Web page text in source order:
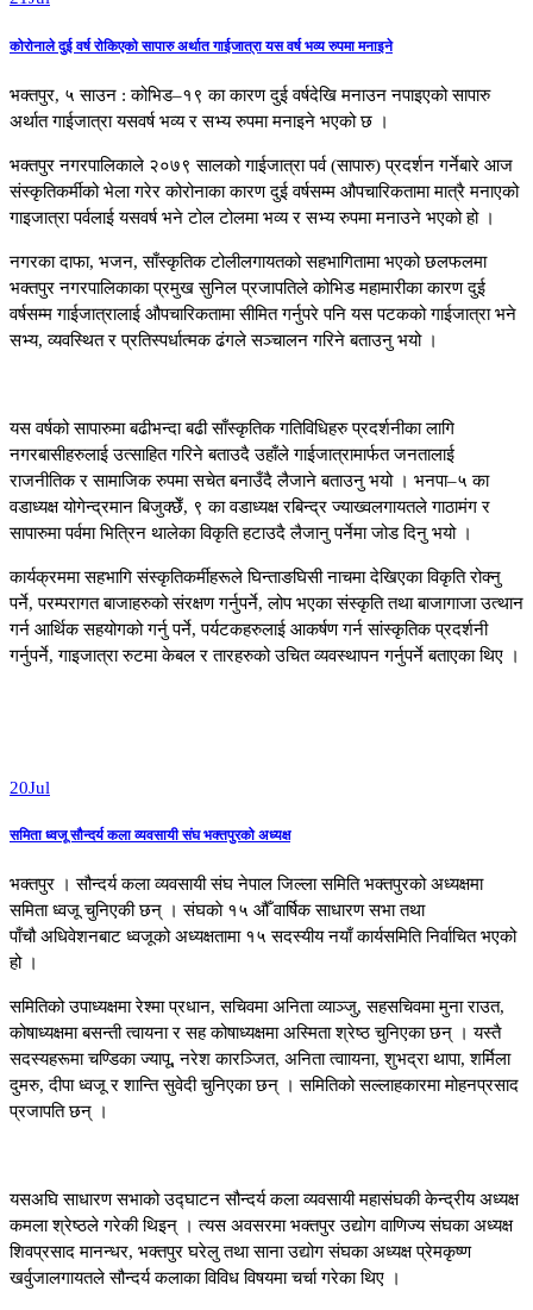
कोरोनाले दुई वर्ष रोकिएको सापारु अर्थात गाईजात्रा यस वर्ष भव्य रुपमा मनाइने
भक्तपुर, ५ साउन : कोभिड–१९ का कारण दुई वर्षदेखि मनाउन नपाइएको सापारु
अर्थात गाईजात्रा यसवर्ष भव्य र सभ्य रुपमा मनाइने भएको छ ।
भक्तपुर नगरपालिकाले २०७९ सालको गाईजात्रा पर्व (सापारु) प्रदर्शन गर्नेबारे आज
संस्कृतिकर्मीको भेला गरेर कोरोनाका कारण दुई वर्षसम्म औपचारिकतामा मात्रै मनाएको
गाइजात्रा पर्वलाई यसवर्ष भने टोल टोलमा भव्य र सभ्य रुपमा मनाउने भएको हो ।
नगरका दाफा, भजन, साँस्कृतिक टोलीलगायतको सहभागितामा भएको छलफलमा
भक्तपुर नगरपालिकाका प्रमुख सुनिल प्रजापतिले कोभिड महामारीका कारण दुई
वर्षसम्म गाईजात्रालाई औपचारिकतामा सीमित गर्नुपरे पनि यस पटकको गाईजात्रा भने
सभ्य, व्यवस्थित र प्रतिस्पर्धात्मक ढंगले सञ्चालन गरिने बताउनु भयो ।
यस वर्षको सापारुमा बढीभन्दा बढी साँस्कृतिक गतिविधिहरु प्रदर्शनीका लागि
नगरबासीहरुलाई उत्साहित गरिने बताउदै उहाँले गाईजात्रामार्फत जनतालाई
राजनीतिक र सामाजिक रुपमा सचेत बनाउँदै लैजाने बताउनु भयो । भनपा–५ का
वडाध्यक्ष योगेन्द्रमान बिजुक्छेँ, ९ का वडाध्यक्ष रबिन्द्र ज्याख्वलगायतले गाठामंग र
सापारुमा पर्वमा भित्रिन थालेका विकृति हटाउदै लैजानु पर्नेमा जोड दिनु भयो ।
कार्यक्रममा सहभागि संस्कृतिकर्मीहरूले घिन्ताङघिसी नाचमा देखिएका विकृति रोक्नु
पर्ने, परम्परागत बाजाहरुको संरक्षण गर्नुपर्ने, लोप भएका संस्कृति तथा बाजागाजा उत्थान
गर्न आर्थिक सहयोगको गर्नु पर्ने, पर्यटकहरुलाई आकर्षण गर्न सांस्कृतिक प्रदर्शनी
गर्नुपर्ने, गाइजात्रा रुटमा केबल र तारहरुको उचित व्यवस्थापन गर्नुपर्ने बताएका थिए ।
20Jul
समिता ध्वजू सौन्दर्य कला व्यवसायी संघ भक्तपुरको अध्यक्ष
भक्तपुर । सौन्दर्य कला व्यवसायी संघ नेपाल जिल्ला समिति भक्तपुरको अध्यक्षमा
समिता ध्वजू चुनिएकी छन् । संघकाे १५ औँ वार्षिक साधारण सभा तथा
पाँचौ अधिवेशनबाट ध्वजूको अध्यक्षतामा १५ सदस्यीय नयाँ कार्यसमिति निर्वाचित भएको
हो ।
समितिको उपाध्यक्षमा रेश्मा प्रधान, सचिवमा अनिता व्याञ्जु, सहसचिवमा मुना राउत,
कोषाध्यक्षमा बसन्ती त्वायना र सह कोषाध्यक्षमा अस्मिता श्रेष्ठ चुनिएका छन् । यस्तै
सदस्यहरूमा चण्डिका ज्यापू, नरेश कारञ्जित, अनिता त्वाायना, शुभद्रा थापा, शर्मिला
दुमरु, दीपा ध्वजू र शान्ति सुवेदी चुनिएका छन् । समितिको सल्लाहकारमा मोहनप्रसाद
प्रजापति छन् ।
यसअघि साधारण सभाको उद्घाटन सौन्दर्य कला व्यवसायी महासंघकी केन्द्रीय अध्यक्ष
कमला श्रेष्ठले गरेकी थिइन् । त्यस अवसरमा भक्तपुर उद्योग वाणिज्य संघका अध्यक्ष
शिवप्रसाद मानन्धर, भक्तपुर घरेलु तथा साना उद्योग संघका अध्यक्ष प्रेमकृष्ण
खर्वुजालगायतले सौन्दर्य कलाका विविध विषयमा चर्चा गरेका थिए ।